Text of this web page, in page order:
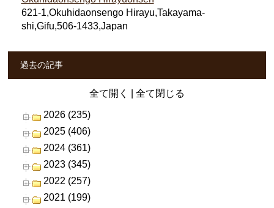
621-1,Okuhidaonsengo Hirayu,Takayama-
shi,Gifu,506-1433,Japan
過去の記事
全て開く 全て閉じる
2026 (235)
2025 (406)
2024 (361)
2023 (345)
2022 (257)
2021 (199)